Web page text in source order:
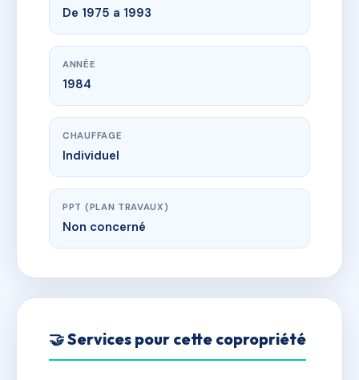
De 1975 a 1993
ANNÉE
1984
CHAUFFAGE
Individuel
PPT (PLAN TRAVAUX)
Non concerné
🤝 Services pour cette copropriété